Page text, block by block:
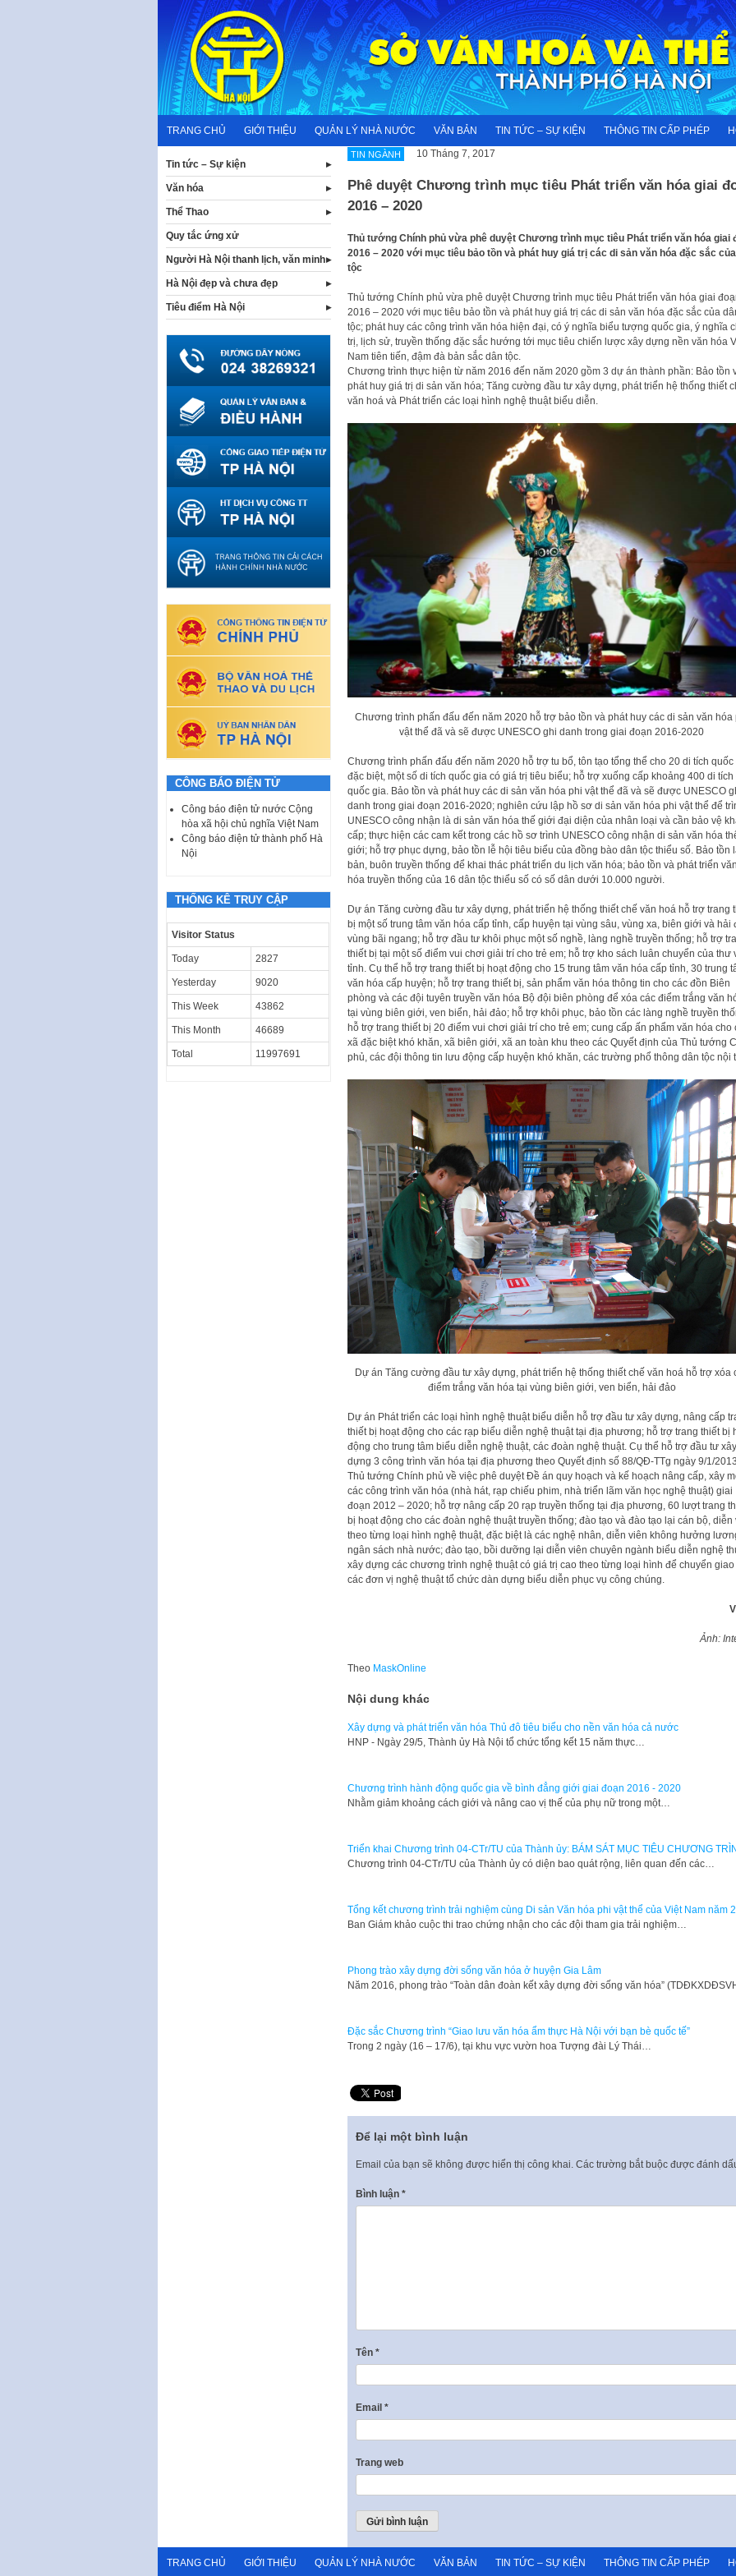
content
TRANG CHỦ GIỚI THIỆU QUẢN LÝ NHÀ NƯỚC VĂN BẢN TIN TỨC – SỰ KIỆN THÔNG TIN CẤP PHÉP
TIN NGÀNH 10 Tháng 7, 2017
Phê duyệt Chương trình mục tiêu Phát triển văn hóa giai
2016 – 2020
Thủ tướng Chính phủ vừa phê duyệt Chương trình mục tiêu Phát triển văn hóa giai
2016 – 2020 với mục tiêu bảo tồn và phát huy giá trị các di sản văn hóa đặc sắc
tộc
Thủ tướng Chính phủ vừa phê duyệt Chương trình mục tiêu Phát triển văn hóa giai
2016 – 2020 với mục tiêu bảo tồn và phát huy giá trị các di sản văn hóa đặc sắc của
tộc; phát huy các công trình văn hóa hiện đại, có ý nghĩa biểu tượng quốc gia, ý nghĩa
trị, lịch sử, truyền thống đặc sắc hướng tới mục tiêu chiến lược xây dựng nền văn hóa
Nam tiên tiến, đậm đà bản sắc dân tộc.
Chương trình thực hiện từ năm 2016 đến năm 2020 gồm 3 dự án thành phần: Bảo tồn
phát huy giá trị di sản văn hóa; Tăng cường đầu tư xây dựng, phát triển hệ thống thiết
văn hoá và Phát triển các loại hình nghệ thuật biểu diễn.
Chương trình phấn đấu đến năm 2020 hỗ trợ bảo tồn và phát huy các di sản văn hóa
vật thể đã và sẽ được UNESCO ghi danh trong giai đoạn 2016-2020
Chương trình phấn đấu đến năm 2020 hỗ trợ tu bổ, tôn tạo tổng thể cho 20 di tích quốc
đặc biệt, một số di tích quốc gia có giá trị tiêu biểu; hỗ trợ xuống cấp khoảng 400 di tích
quốc gia. Bảo tồn và phát huy các di sản văn hóa phi vật thể đã và sẽ được UNESCO
danh trong giai đoạn 2016-2020; nghiên cứu lập hồ sơ di sản văn hóa phi vật thể để
UNESCO công nhận là di sản văn hóa thế giới đại diện của nhân loại và cần bảo vệ
cấp; thực hiện các cam kết trong các hồ sơ trình UNESCO công nhận di sản văn hóa
giới; hỗ trợ phục dựng, bảo tồn lễ hội tiêu biểu của đồng bào dân tộc thiểu số. Bảo tồn
bản, buôn truyền thống để khai thác phát triển du lịch văn hóa; bảo tồn và phát triển văn
hóa truyền thống của 16 dân tộc thiểu số có số dân dưới 10.000 người.
Dự án Tăng cường đầu tư xây dựng, phát triển hệ thống thiết chế văn hoá hỗ trợ trang
bị một số trung tâm văn hóa cấp tỉnh, cấp huyện tại vùng sâu, vùng xa, biên giới và hải
vùng bãi ngang; hỗ trợ đầu tư khôi phục một số nghề, làng nghề truyền thống; hỗ trợ
thiết bị tại một số điểm vui chơi giải trí cho trẻ em; hỗ trợ kho sách luân chuyển của thư
tỉnh. Cụ thể hỗ trợ trang thiết bị hoạt động cho 15 trung tâm văn hóa cấp tỉnh, 30 trung
văn hóa cấp huyện; hỗ trợ trang thiết bị, sản phẩm văn hóa thông tin cho các đồn Biên
phòng và các đội tuyên truyền văn hóa Bộ đội biên phòng để xóa các điểm trắng văn
tại vùng biên giới, ven biển, hải đảo; hỗ trợ khôi phục, bảo tồn các làng nghề truyền
hỗ trợ trang thiết bị 20 điểm vui chơi giải trí cho trẻ em; cung cấp ấn phẩm văn hóa cho
xã đặc biệt khó khăn, xã biên giới, xã an toàn khu theo các Quyết định của Thủ tướng
phủ, các đội thông tin lưu động cấp huyện khó khăn, các trường phổ thông dân tộc nội
Dự án Tăng cường đầu tư xây dựng, phát triển hệ thống thiết chế văn hoá hỗ trợ xóa
điểm trắng văn hóa tại vùng biên giới, ven biển, hải đảo
Dự án Phát triển các loại hình nghệ thuật biểu diễn hỗ trợ đầu tư xây dựng, nâng cấp
thiết bị hoạt động cho các rạp biểu diễn nghệ thuật tại địa phương; hỗ trợ trang thiết bị
động cho trung tâm biểu diễn nghệ thuật, các đoàn nghệ thuật. Cụ thể hỗ trợ đầu tư xây
dựng 3 công trình văn hóa tại địa phương theo Quyết định số 88/QĐ-TTg ngày 9/1/
Thủ tướng Chính phủ về việc phê duyệt Đề án quy hoạch và kế hoạch nâng cấp, xây
các công trình văn hóa (nhà hát, rạp chiếu phim, nhà triển lãm văn học nghệ thuật) giai
đoạn 2012 – 2020; hỗ trợ nâng cấp 20 rạp truyền thống tại địa phương, 60 lượt trang
bị hoạt động cho các đoàn nghệ thuật truyền thống; đào tạo và đào tạo lại cán bộ, diễn
theo từng loại hình nghệ thuật, đặc biệt là các nghệ nhân, diễn viên không hưởng
ngân sách nhà nước; đào tạo, bồi dưỡng lại diễn viên chuyên ngành biểu diễn nghệ
xây dựng các chương trình nghệ thuật có giá trị cao theo từng loại hình để chuyển giao
các đơn vị nghệ thuật tổ chức dàn dựng biểu diễn phục vụ công chúng.
Ảnh:
Theo MaskOnline
Nội dung khác
Xây dựng và phát triển văn hóa Thủ đô tiêu biểu cho nền văn hóa cả nước
​HNP - Ngày 29/5, Thành ủy Hà Nội tổ chức tổng kết 15 năm thực…
Chương trình hành động quốc gia về bình đẳng giới giai đoạn 2016 - 2020
Nhằm giảm khoảng cách giới và nâng cao vị thế của phụ nữ trong một…
Triển khai Chương trình 04-CTr/TU của Thành ủy​​: BÁM SÁT MỤC TIÊU CHƯƠNG
Chương trình 04-CTr/TU của Thành ủy có diện bao quát rộng, liên quan đến các…
Tổng kết chương trình trải nghiệm cùng Di sản Văn hóa phi vật thể của Việt Nam năm
Ban Giám khảo cuộc thi trao chứng nhận cho các đội tham gia trải nghiệm…
Phong trào xây dựng đời sống văn hóa ở huyện Gia Lâm
Năm 2016, phong trào “Toàn dân đoàn kết xây dựng đời sống văn hóa”
Đặc sắc Chương trình “Giao lưu văn hóa ẩm thực Hà Nội với bạn bè quốc tế”
Trong 2 ngày (16 – 17/6), tại khu vực vườn hoa Tượng đài Lý Thái…
Để lại một bình luận
Email của bạn sẽ không được hiển thị công khai. Các trường bắt buộc được đánh
Bình luận *
Tên *
Email *
Trang web
Tin tức – Sự kiện
Văn hóa
Thể Thao
Quy tắc ứng xử
Người Hà Nội thanh lịch, văn minh
Hà Nội đẹp và chưa đẹp
Tiêu điểm Hà Nội
CÔNG BÁO ĐIỆN TỬ
Công báo điện tử nước Cộng
hòa xã hội chủ nghĩa Việt Nam
Công báo điện tử thành phố Hà
Nội
THỐNG KÊ TRUY CẬP
Visitor Status
Today 2827
Yesterday 9020
This Week 43862
This Month 46689
Total 11997691
TRANG CHỦ GIỚI THIỆU QUẢN LÝ NHÀ NƯỚC VĂN BẢN TIN TỨC – SỰ KIỆN THÔNG TIN CẤP PHÉP